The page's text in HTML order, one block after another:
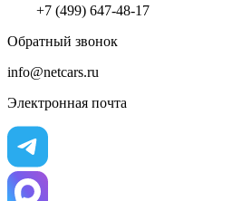
+7 (499) 647-48-17
Обратный звонок
info@netcars.ru
Электронная почта